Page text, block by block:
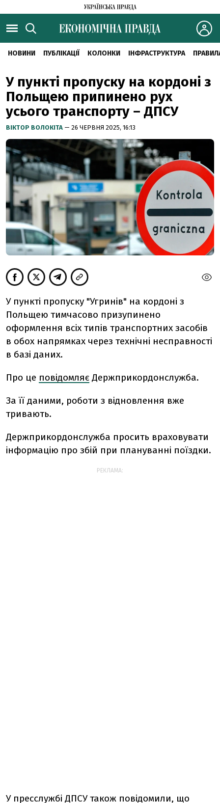
НОВИНИ ПУБЛІКАЦІЇ КОЛОНКИ ІНФРАСТРУКТУРА
У пункті пропуску на кордоні з
Польщею припинено рух
усього транспорту – ДПСУ
ВІКТОР ВОЛОКІТА — 26 ЧЕРВНЯ 2025, 16:13
У пункті пропуску "Угринів" на кордоні з
Польщею тимчасово призупинено
оформлення всіх типів транспортних засобів
в обох напрямках через технічні несправності
в базі даних.
Про це повідомляє Держприкордонслужба.
За її даними, роботи з відновлення вже
тривають.
Держприкордонслужба просить враховувати
інформацію про збій при плануванні поїздки.
РЕКЛАМА:
У пресслужбі ДПСУ також повідомили, що